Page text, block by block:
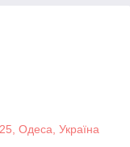
Одеса, Україна